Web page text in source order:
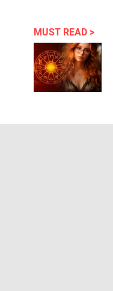
MUST READ